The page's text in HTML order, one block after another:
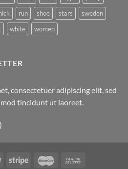
run shoe stars
sweden
white women
consectetuer adipiscing elit, sed
tincidunt ut laoreet.